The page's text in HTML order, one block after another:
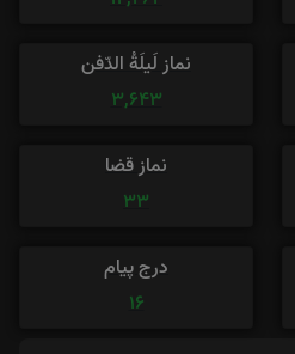
نماز لَیلَةُ الدّفن
3,643
نماز قضا
33
درج پیام
16